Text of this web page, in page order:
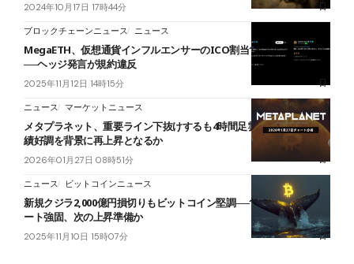
2024年10月17日 17時44分
ブロックチェーンニュース ニュース
MegaETH、仮想通貨インフルエンサーのICO割当1.5億円取り消し
──ヘッジ発言が規約違反
2025年11月12日 14時15分
ニュース マーケットニュース
メタプラネット、重要ライン下抜けするも4時間足雲がサポート──業
績好調を背景に再上昇となるか
2026年01月27日 08時51分
ニュース ビットコインニュース
新規クジラ2,000億円損切りもビットコイン堅調──10万ドル台のサポ
ート強固、次の上昇準備か
2025年11月10日 15時07分